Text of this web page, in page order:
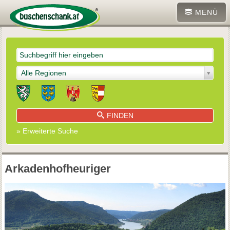
MENÜ
Alle Regionen
FINDEN
» Erweiterte Suche
Arkadenhofheuriger